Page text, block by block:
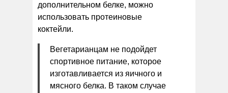
дополнительном белке, можно
использовать протеиновые
коктейли.
Вегетарианцам не подойдет
спортивное питание, которое
изготавливается из яичного и
мясного белка. В таком случае